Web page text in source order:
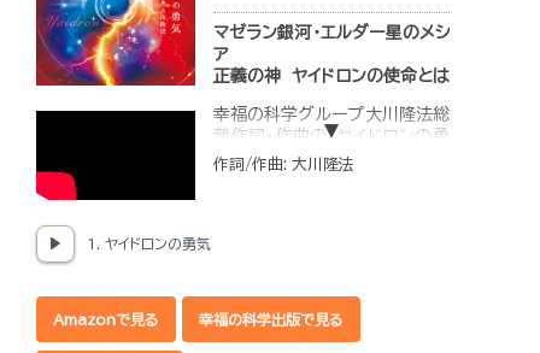
3.「天御祖神の夢」
（Instrumental）
4.「天御祖神の降臨
―Renewal ver.」
1. ヤイドロンの勇気
マゼラン銀河・エルダー星のメシ
ア
正義の神 ヤイドロンの使命とは
幸福の科学グループ大川隆法総
裁作詞・作曲の「ヤイドロンの勇
気」がリリース！
1.ヤイドロンの勇気（歌 伊地知
宏幸）
2.ヤイドロンの勇気
作詞/作曲: 大川隆法
Amazonで見る 幸福の科学出版で見る